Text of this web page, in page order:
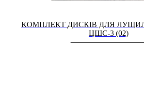
КОМПЛЕКТ ДИСКІВ ДЛЯ
ЦШС-3 (02)